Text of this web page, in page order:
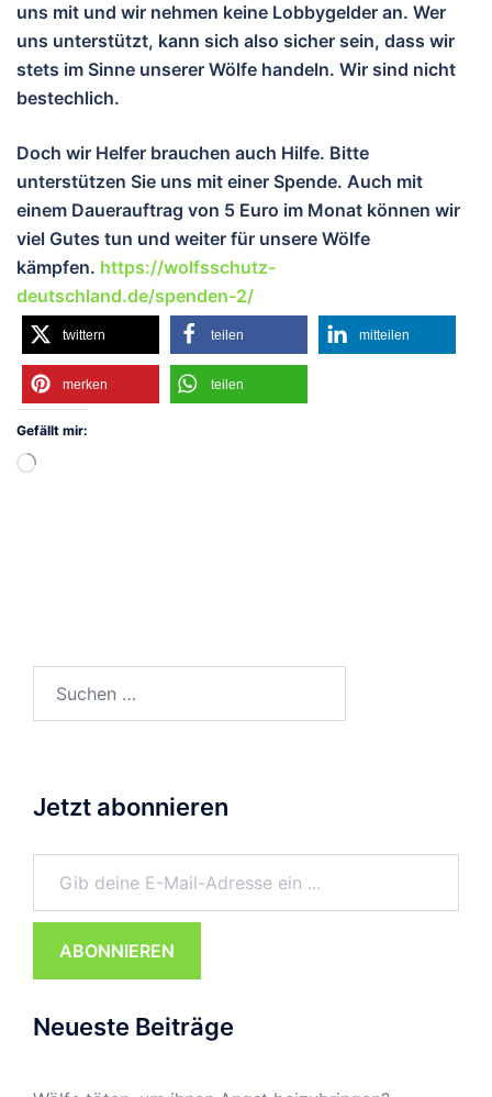
uns mit und wir nehmen keine Lobbygelder an. Wer
uns unterstützt, kann sich also sicher sein, dass wir
stets im Sinne unserer Wölfe handeln. Wir sind nicht
bestechlich.
Doch wir Helfer brauchen auch Hilfe. Bitte
unterstützen Sie uns mit einer Spende. Auch mit
einem Dauerauftrag von 5 Euro im Monat können wir
viel Gutes tun und weiter für unsere Wölfe
kämpfen. https://wolfsschutz-
deutschland.de/spenden-2/
twittern teilen mitteilen
merken teilen
Gefällt mir:
Wird
Jetzt abonnieren
Gib deine E-Mail-Adresse ein ...
ABONNIEREN
Neueste Beiträge